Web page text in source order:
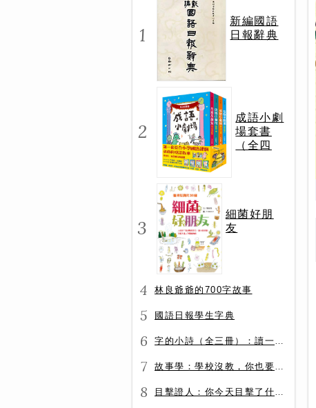
1
新編國語
日報辭典
2
成語小劇
場套書
（全四
3
細菌好朋
友
4 林良爺爺的700字故事
5 國語日報學生字典
6 字的小詩（全三冊）：讀一首詩，交一個字朋友（字字小宇宙+字字看心情+字字有意思）
7 故事學：學校沒教，你也要會的表達力
8 目擊證人：你今天目擊了什麼？